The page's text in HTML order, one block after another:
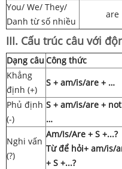
You/ We/ They/
Danh từ số nhiều
are
III. Cấu trúc câu với
Dạng câu Công thức
Khẳng
định (+)
S + am/is/are + …
Phủ định
(-)
S + am/is/are +
…
Nghi vấn
(?)
Am/Is/Are + S +...?
Từ để hỏi+ am/is/
+ S +...?